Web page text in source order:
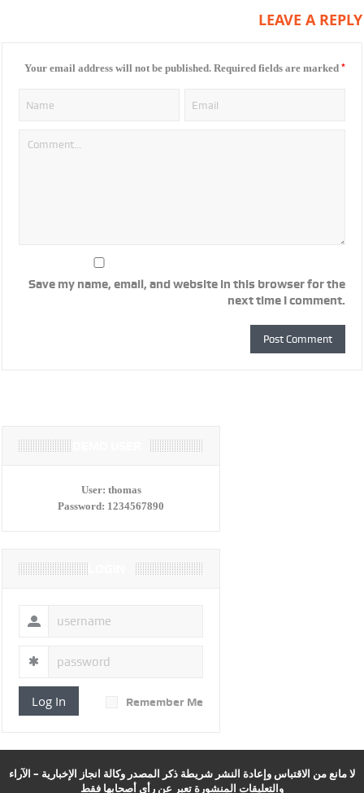
LEAVE A REPLY
Your email address will not be published. Required fields are marked *
Save my name, email, and website in this browser for the
next time I comment.
User: thomas
Password: 1234567890
Log In Remember Me
لا مانع من الاقتباس وإعادة النشر شريطة ذكر المصدر وكالة انجاز الإخبارية – الآراء
والتعليقات المنشورة تعبر عن رأي أصحابها فقط